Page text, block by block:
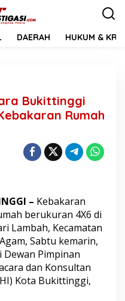
DAERAH HUKUM &
Bukittinggi
Rumah
– Kebakaran
berukuran 4X6 di
Lambah, Kecamatan
Sabtu kemarin,
Pimpinan
dan Konsultan
Kota Bukittinggi,